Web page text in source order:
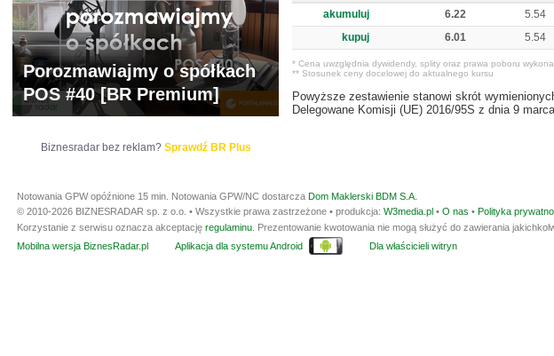
akumuluj 6.22 5.54
kupuj
6.01 5.54
* Cena uwzględnia dywidendy, splity oraz prawa poboru
** Stosunek ceny docelowej do aktualnego kursu
Powyższe zestawienie stanowi skrót
Delegowane Komisji (UE) 2016/95S z dnia 9
Porozmawiajmy o spółkach
POS #40 [BR Premium]
Biznesradar bez reklam? Sprawdź BR Plus
Notowania GPW opóźnione 15 min. Notowania GPW/NC dostarcza Dom Maklerski BDM S.A.
© 2010-2026 BIZNESRADAR sp. z o.o. • Wszystkie prawa zastrzeżone • produkcja: W3media.pl • O nas • Polityka
Korzystanie z serwisu oznacza akceptację regulaminu . Prezentowanie kwotowania nie mogą służyć do zawierania
Mobilna wersja BiznesRadar.pl
Aplikacja dla systemu Android Dla właścicieli witryn